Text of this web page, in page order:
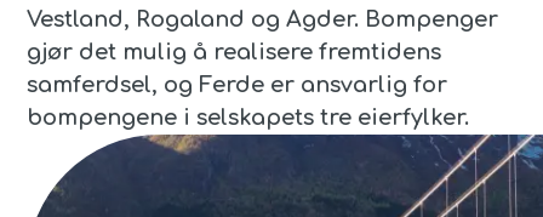
Vestland, Rogaland og Agder. Bompenger
gjør det mulig å realisere fremtidens
samferdsel, og Ferde er ansvarlig for
bompengene i selskapets tre eierfylker.